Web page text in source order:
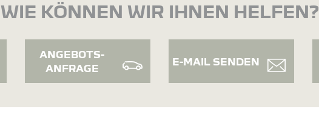
WIE KÖNNEN WIR IHNEN HELFEN?
ANGEBOTS-
ANFRAGE
E-MAIL SENDEN